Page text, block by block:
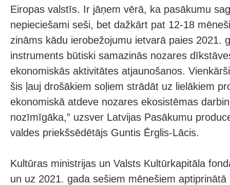
Eiropas valstīs. Ir jāņem vērā, ka pasākumu
nepieciešami seši, bet dažkārt pat 12-18
zināms kādu ierobežojumu ietvarā paies 2021.
instruments būtiski samazinās nozares
ekonomiskās aktivitātes atjaunošanos.
šis ļauj drošākiem soļiem strādāt uz lielākiem
ekonomiskā atdeve nozares ekosistēmas
nozīmīgāka,” uzsver Latvijas Pasākumu
valdes priekšsēdētājs Guntis Ērglis-Lācis.
Kultūras ministrijas un Valsts Kultūrkapitāla
un uz 2021. gada sešiem mēnešiem aptiprinātā